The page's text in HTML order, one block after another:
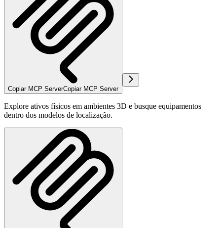
Copiar MCP ServerCopiar MCP Server
Explore ativos físicos em ambientes 3D e busque equipamentos
dentro dos modelos de localização.